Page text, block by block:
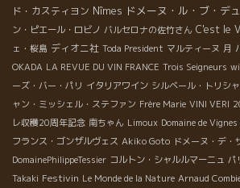
ド・カスティヨン Nîmes ドメーヌ・ル・ブ・デ
ン・ピエール・ロビノ バルセロナの佐竹さん C'est le
ェ・桜島 ディオニ社 Toda President マルティーヌ 月
OKADA LA REVUE DU VIN FRANCE Trois Seigneurs
ーズ・バー・パリ イタリアワイン シルベール・トリシ
ャン・ミッシェル・ステファン Frère Marie VINI VERI
レ収穫20周年記念 南ちゃん Limoux Domaine de
フランス・ゴンザルヴェス Akiko Goto ドメーヌ・デ・
DomainePhilippeTessier コルトン・シャルルマーニュ パ
Takaki Festivin Le Monde de la Nature Arnaud